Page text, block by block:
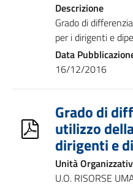
Descrizione
Grado di
per i dirigenti e
Data
16/12/2016
Grado di
utilizzo
dirigenti e
Unità
U.O. RISORSE